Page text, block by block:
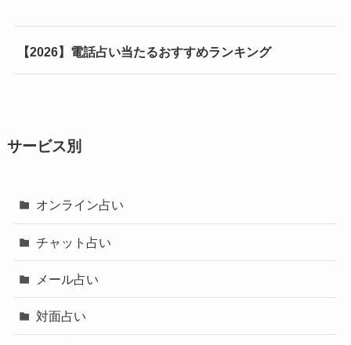
【2026】電話占い当たるおすすめランキング
サービス別
オンライン占い
チャット占い
メール占い
対面占い